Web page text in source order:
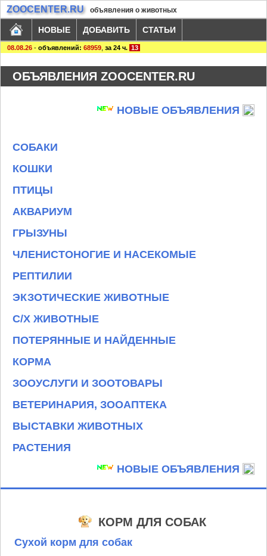
ZOOCENTER.RU объявления о животных
НОВЫЕ ДОБАВИТЬ СТАТЬИ
08.08.26 - объявлений: 68959 за 24 ч. 13
ОБЪЯВЛЕНИЯ ZOOCENTER.RU
НОВЫЕ ОБЪЯВЛЕНИЯ
СОБАКИ
КОШКИ
ПТИЦЫ
АКВАРИУМ
ГРЫЗУНЫ
ЧЛЕНИСТОНОГИЕ И НАСЕКОМЫЕ
РЕПТИЛИИ
ЭКЗОТИЧЕСКИЕ ЖИВОТНЫЕ
С/Х ЖИВОТНЫЕ
ПОТЕРЯННЫЕ И НАЙДЕННЫЕ
КОРМА
ЗООУСЛУГИ И ЗООТОВАРЫ
ВЕТЕРИНАРИЯ, ЗООАПТЕКА
ВЫСТАВКИ ЖИВОТНЫХ
РАСТЕНИЯ
НОВЫЕ ОБЪЯВЛЕНИЯ
КОРМ ДЛЯ СОБАК
Сухой корм для собак